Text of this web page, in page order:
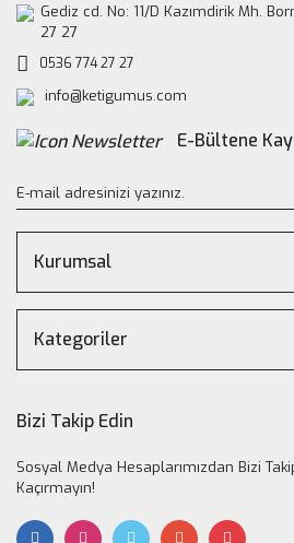
Gediz cd. No: 11/D Kazımdirik Mh.
27 27
0536 774 27 27
info@ketigumus.com
E-Bültene
Kurumsal
Kategoriler
Bizi Takip Edin
Sosyal Medya Hesaplarımızdan Bizi
Kaçırmayın!